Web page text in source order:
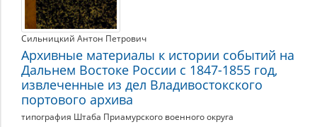
Сильницкий Антон Петрович
Архивные материалы к истории событий на
Дальнем Востоке России с 1847-1855 год,
извлеченные из дел Владивостокского
портового архива
типография Штаба Приамурского военного округа